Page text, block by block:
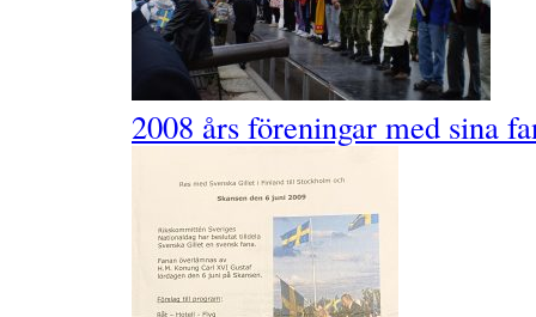
2008 års föreningar med sina